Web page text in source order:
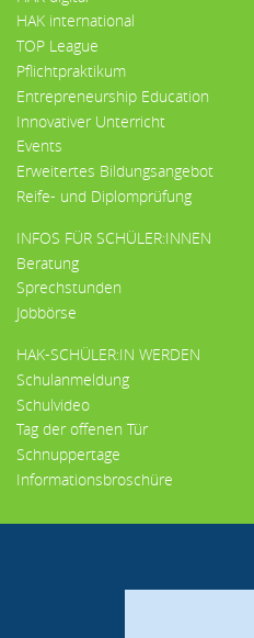
HAK international
TOP League
Pflichtpraktikum
Entrepreneurship Education
Innovativer Unterricht
Events
Erweitertes Bildungsangebot
Reife- und Diplomprüfung
INFOS FÜR SCHÜLER:INNEN
Beratung
Sprechstunden
Jobbörse
HAK-SCHÜLER:IN WERDEN
Schulanmeldung
Schulvideo
Tag der offenen Tür
Schnuppertage
Informationsbroschüre